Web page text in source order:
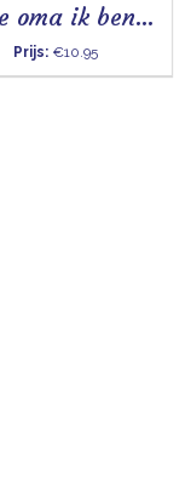
Lieve oma ik ben toch zo blij - Mok
Prijs: €10.95